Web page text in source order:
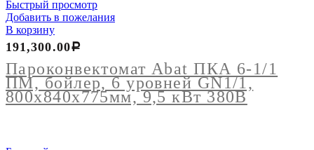
Быстрый просмотр
Добавить в пожелания
В корзину
Пароконвектомат Abat ПКА 6-1/1
ПМ, бойлер, 6 уровней GN1/1,
800х840х775мм, 9,5 кВт 380В
191,300.00Р